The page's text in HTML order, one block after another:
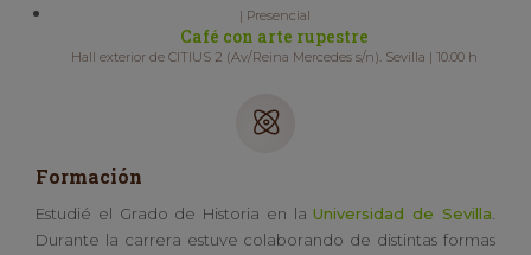
| Presencial
Café con arte rupestre
Hall exterior de CITIUS 2 (Av/Reina Mercedes s/n). Sevilla | 10.00 h
Formación
Estudié el Grado de Historia en laUniversidad de Sevilla
Durante la carrera estuve colaborando de distintas formas